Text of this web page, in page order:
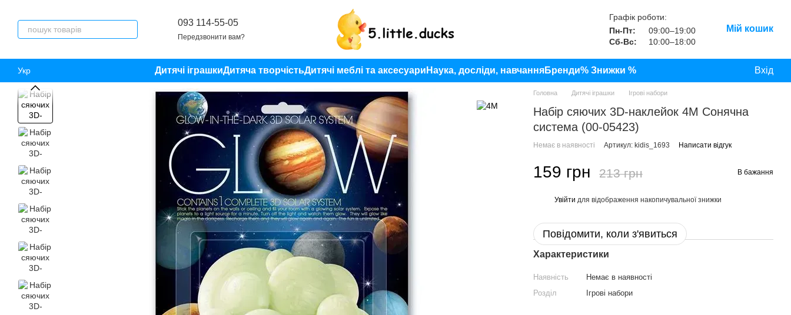
093 114-55-05
Передзвонити вам?
Графік роботи:
Пн-Пт:
09:00–19:00
Сб-Вс:
10:00–18:00
Мій кошик
Укр Дитячі іграшкиДитяча творчістьДитячі меблі та аксесуари Наука, досліди, навчанняБренди% Знижки % Вхід
Головна Дитячі іграшки Ігрові набори
Набір сяючих 3D-наклейок 4M Сонячна
система (00-05423)
Немає в наявності Артикул: kidis_1693 Написати відгук
159 грн 213 грн В бажання
Увійти для відображення накопичувальної знижки
Повідомити, коли з'явиться
Характеристики
Наявність
Немає в наявності
Розділ
Ігрові набори